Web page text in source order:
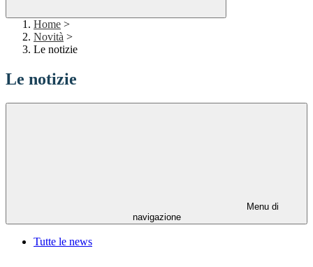
Home >
Novità >
Le notizie
Le notizie
Menu di
navigazione
Tutte le news